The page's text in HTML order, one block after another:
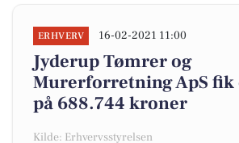
ERHVERV 16-02-2021 11:00
Jyderup Tømrer og
Murerforretning ApS fik
på 688.744 kroner
Kilde: Erhvervsstyrelsen